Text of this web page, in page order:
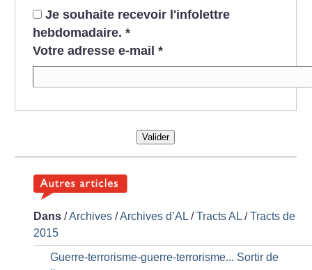
Je souhaite recevoir l'infolettre
hebdomadaire. *
Votre adresse e-mail *
Valider
Dans /Archives /Archives d’AL /Tracts AL /Tracts de
2015
Guerre-terrorisme-guerre-terrorisme... Sortir de